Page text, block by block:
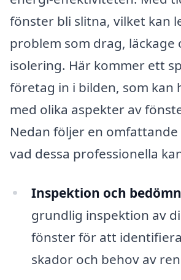
fönster bli slitna, vilket kan
problem som drag, läckage
isolering. Här kommer ett
företag in i bilden, som kan
med olika aspekter av
Nedan följer en
vad dessa professionella
Inspektion och
grundlig inspektion av
fönster för att
skador och behov av